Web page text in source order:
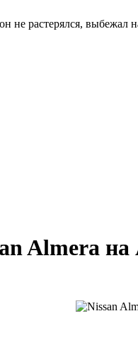
не растерялся, выбежал
Almera